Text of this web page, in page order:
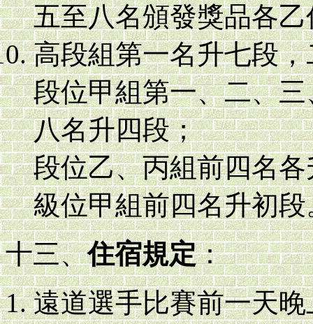
五至八名頒發獎品各乙
高段組第一名升七段
段位甲組第一、二、
八名升四段；
段位乙、丙組前四名
級位甲組前四名升初段
十三、住宿規定：
遠道選手比賽前一天